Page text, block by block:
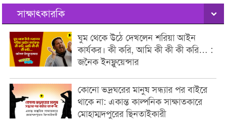
সাক্ষাৎকারকি
ঘুম থেকে উঠে দেখলেন শরিয়া আইন
কার্যকর। কী করি, আমি কী কী কী করি… :
জনৈক ইনফ্লুয়েন্সার
কোনো ভদ্রঘরের মানুষ সন্ধ্যার পর বাইরে
থাকে না: একান্ত কাল্পনিক সাক্ষাতকারে
মোহাম্মদপুরের ছিনতাইকারী